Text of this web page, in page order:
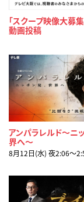
「スクープ映像大募
動画投稿
アンパラレルド～ニ
界へ～
8月12日(水) 夜2:06〜